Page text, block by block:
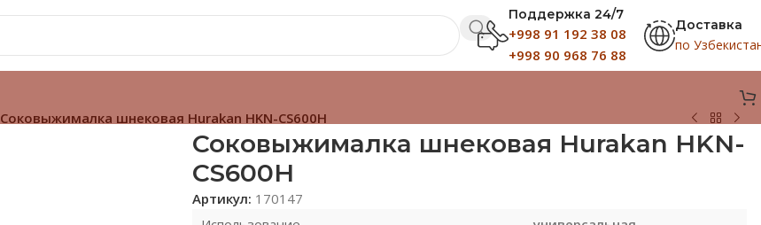
Поддержка 24/7
+998 91 192 38 08
+998 90 968 76 88
Доставка
по
Соковыжималка шнековая Hurakan HKN-CS600H
Соковыжималка шнековая Hurakan HKN-
CS600H
Артикул: 170147